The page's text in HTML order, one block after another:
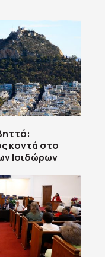
κοντά στο
Ισιδώρων